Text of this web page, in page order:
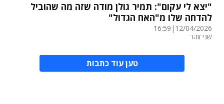
"יצא לי עקום": תמיר גולן מודה שזה מה שהוביל
להדחה שלו מ"האח הגדול"
12/04/2026
|
16:59
שני זוהר
טען עוד כתבות